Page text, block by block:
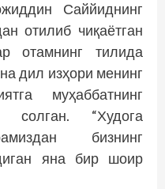
Саййиднинг
отилиб чиқаётган
отамнинг тилида
дил изҳори менинг
муҳаббатнинг
солган. “Худога
бизнинг
яна бир шоир